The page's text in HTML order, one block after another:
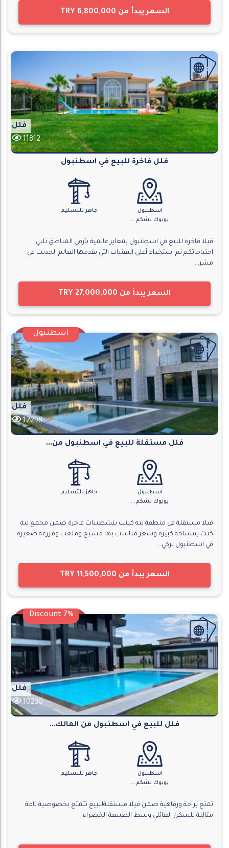
السعر يبدأ من TRY 6,800,000
فلل
11812
فلل فاخرة للبيع في اسطنبول
اسطنبول
بويوك تشكم...
جاهز للتسليم
فيلا فاخرة للبيع في اسطنبول بمعاير عالمية بأرقى المناطق تلبي
احتياجاتكم تم استخدام أعلى التقنيات التي يقدمها العالم الحديث في
مشر...
السعر يبدأ من TRY 27,000,000
اسطنبول
فلل
12298
فلل مستقلة للبيع في اسطنبول من...
اسطنبول
بويوك تشكم...
جاهز للتسليم
فيلا مستقلة في منطقة تبه كينت بتشطيبات فاخرة ضمن مجمع تبه
كنت بمساحة كبيرة وسعر مناسب بها مسبح وملعب ومزرعة صغيرة
في اسطنبول تركي...
السعر يبدأ من TRY 11,500,000
Discount 7%
فلل
10230
فلل للبيع في اسطنبول من المالك...
اسطنبول
بويوك تشكم...
جاهز للتسليم
تمتع براحة ورفاهية ضمن فيلا مستقلةللبيع تتمتع بخصوصية تامة
مثالية للسكن العائلي وسط الطبيعة الخضراء